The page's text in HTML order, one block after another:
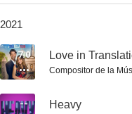
2021
7.0 Love in
Compositor de la
-- Heavy